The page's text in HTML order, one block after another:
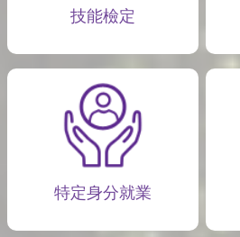
技能檢定
特定身分就業